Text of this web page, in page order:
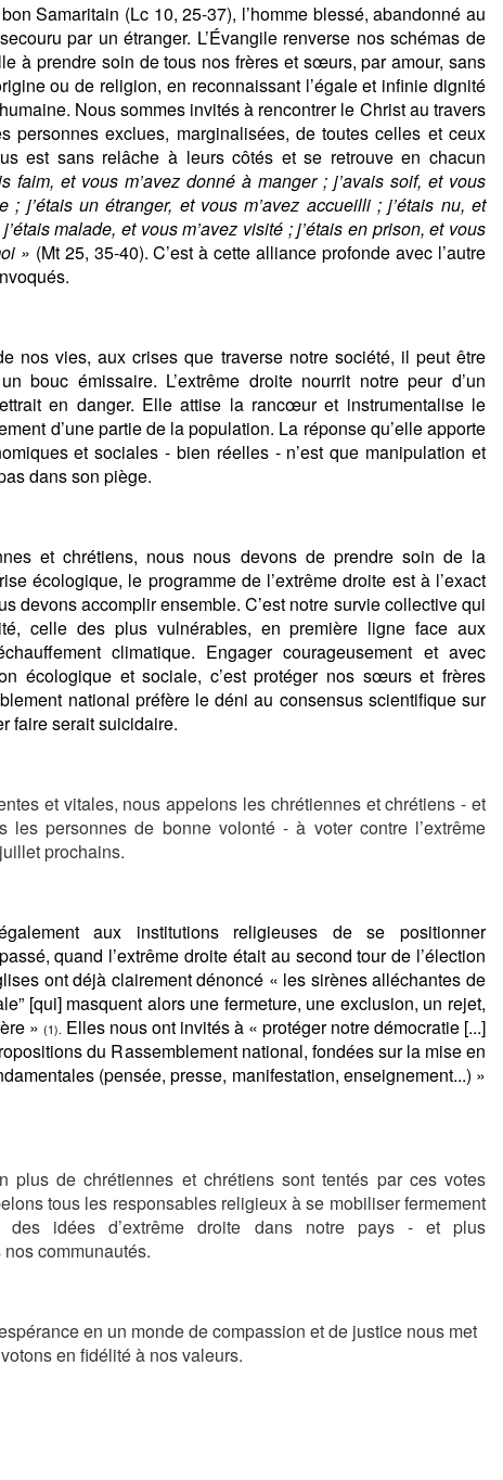
Samaritain (Lc 10, 25-37), l’homme blessé, abandonné au
par un étranger. L’Évangile renverse nos schémas de
à prendre soin de tous nos frères et sœurs, par amour, sans
ou de religion, en reconnaissant l’égale et infinie dignité
Nous sommes invités à rencontrer le Christ au travers
personnes exclues, marginalisées, de toutes celles et ceux
est sans relâche à leurs côtés et se retrouve en chacun
faim, et vous m’avez donné à manger ; j’avais soif, et vous
; j’étais un étranger, et vous m’avez accueilli ; j’étais nu, et
malade, et vous m’avez visité ; j’étais en prison, et vous
» (Mt 25, 35-40). C’est à cette alliance profonde avec l’autre
nos vies, aux crises que traverse notre société, il peut être
bouc émissaire. L’extrême droite nourrit notre peur d’un
en danger. Elle attise la rancœur et instrumentalise le
d’une partie de la population. La réponse qu’elle apporte
et sociales - bien réelles - n’est que manipulation et
dans son piège.
et chrétiens, nous nous devons de prendre soin de la
écologique, le programme de l’extrême droite est à l’exact
devons accomplir ensemble. C’est notre survie collective qui
celle des plus vulnérables, en première ligne face aux
climatique. Engager courageusement et avec
écologique et sociale, c’est protéger nos sœurs et frères
national préfère le déni au consensus scientifique sur
faire serait suicidaire.
et vitales, nous appelons les chrétiennes et chrétiens - et
les personnes de bonne volonté - à voter contre l’extrême
prochains.
aux institutions religieuses de se positionner
quand l’extrême droite était au second tour de l’élection
ont déjà clairement dénoncé « les sirènes alléchantes de
[qui] masquent alors une fermeture, une exclusion, un rejet,
» (1). Elles nous ont invités à « protéger notre démocratie [...]
du Rassemblement national, fondées sur la mise en
(pensée, presse, manifestation, enseignement...) »
plus de chrétiennes et chrétiens sont tentés par ces votes
tous les responsables religieux à se mobiliser fermement
des idées d’extrême droite dans notre pays - et plus
communautés.
en un monde de compassion et de justice nous met
en fidélité à nos valeurs.